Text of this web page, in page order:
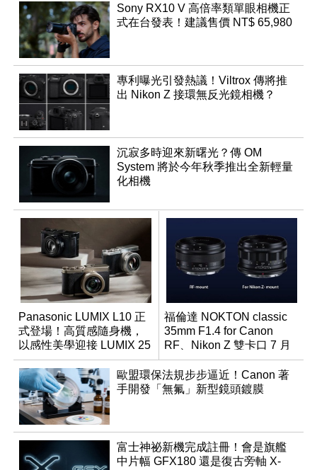
Sony RX10 V 高倍率類單眼相機正
式在台發表！建議售價 NT$ 65,980
專利曝光引發熱議！Viltrox 傳將推
出 Nikon Z 接環無反光鏡相機？
沉寂多時迎來新曙光？傳 OM
System 將於今年秋季推出全新輕量
化相機
Panasonic LUMIX L10 正
式登場！高質感隨身機，
以感性美學迎接 LUMIX 25
週年
福倫達 NOKTON classic
35mm F1.4 for Canon
RF、Nikon Z 雙卡口 7 月
同步登台
歐盟環保法規步步逼近！Canon 著
手開發「無氟」新型鏡頭鍍膜
富士神祕新機完成註冊！會是旗艦
中片幅 GFX180 還是復古旁軸 X-